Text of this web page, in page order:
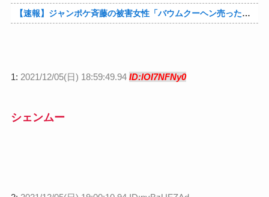
【速報】ジャンポケ斉藤の被害女性「バウムクーヘン売ったりTikTokライブしててムカついたから示談しなかった」他
1: 2021/12/05(日) 18:59:49.94 ID:lOI7NFNy0
シェンムー